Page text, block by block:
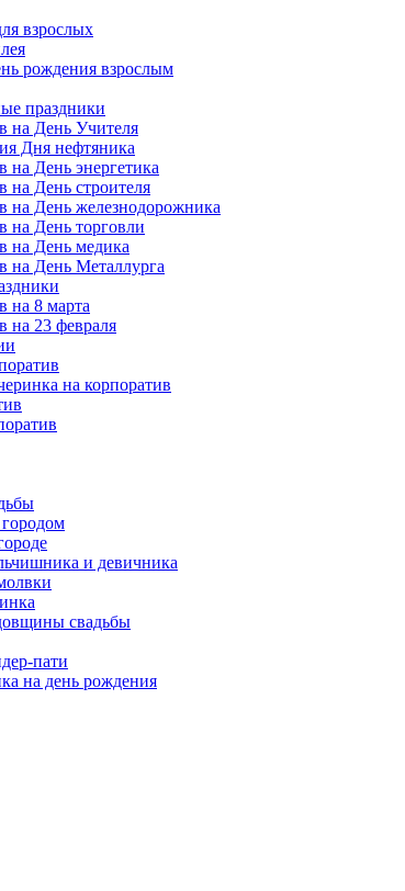
взрослых
рождения взрослым
праздники
на День Учителя
Дня нефтяника
на День энергетика
на День строителя
на День железнодорожника
на День торговли
на День медика
на День Металлурга
на 8 марта
на 23 февраля
на корпоратив
городом
и девичника
свадьбы
пати
на день рождения